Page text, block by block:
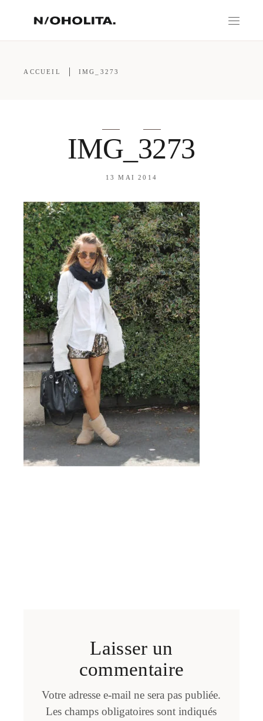
ACCUEIL IMG_3273
IMG_3273
13 MAI 2014
Laisser un
commentaire
Votre adresse e-mail ne sera pas publiée.
Les champs obligatoires sont indiqués